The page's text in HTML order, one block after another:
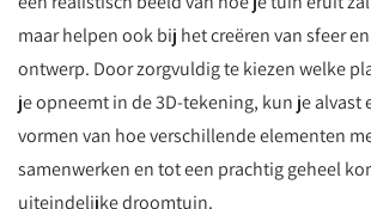
maar helpen ook bij het creëren van sfeer
ontwerp. Door zorgvuldig te kiezen welke
je opneemt in de 3D-tekening, kun je alvast
vormen van hoe verschillende elementen
samenwerken en tot een prachtig geheel
uiteindelijke droomtuin.